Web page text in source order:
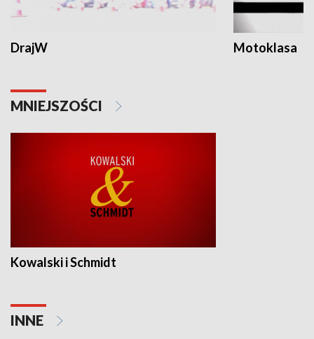
DrajW Motoklasa
MNIEJSZOŚCI
Kowalski i Schmidt
INNE